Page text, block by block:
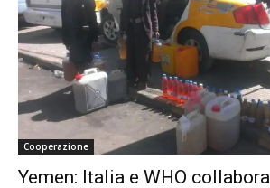
Cooperazione
Yemen: Italia e WHO